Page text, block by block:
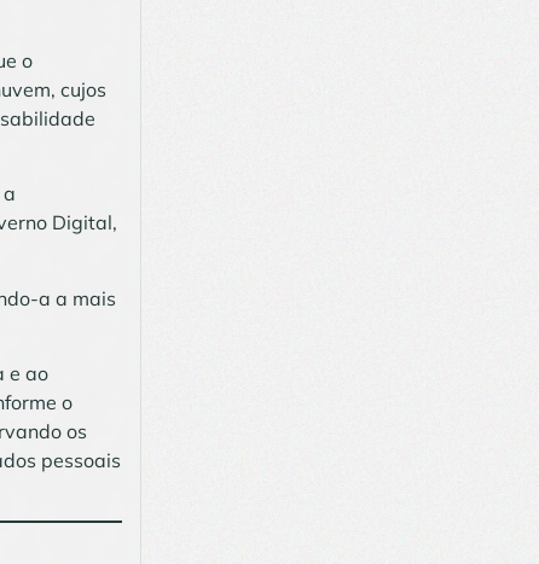
o
cujos
Digital,
a a mais
e ao
o
os
pessoais